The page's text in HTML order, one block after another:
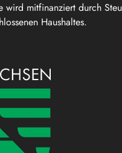
mitfinanziert durch
Haushaltes.